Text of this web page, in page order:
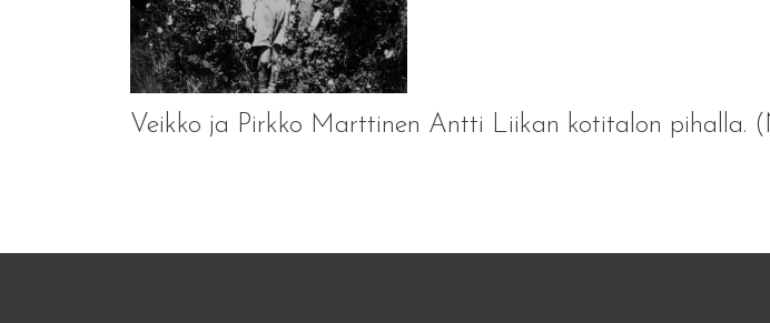
Veikko ja Pirkko Marttinen Antti Liikan kotitalon pihalla.